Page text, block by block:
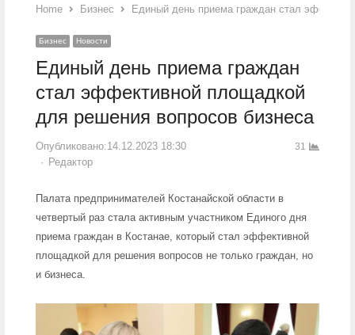
Home Бизнес Единый день приема граждан стал
Бизнес Новости
Единый день приема граждан
стал эффективной площадкой
для решения вопросов бизнеса
Опубликовано:14.12.2023 18:30
Author
Редактор
31
Палата предпринимателей Костанайской области в
четвертый раз стала активным участником Единого дня
приема граждан в Костанае, который стал эффективной
площадкой для решения вопросов не только граждан, но
и бизнеса.